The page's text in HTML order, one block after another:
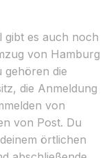
gibt es auch noch
von Hamburg
gehören die
die Anmeldung
von
von Post. Du
örtlichen